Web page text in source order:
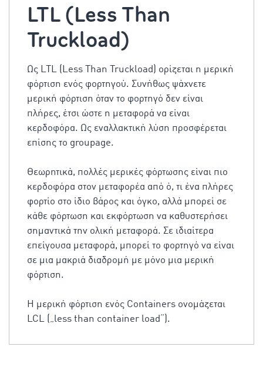
LTL (Less Than
Truckload)
Ως LTL (Less Than Truckload) ορίζεται η μερική
φόρτιση ενός φορτηγού. Συνήθως ψάχνετε
μερική φόρτιση όταν το φορτηγό δεν είναι
πλήρες, έτσι ώστε η μεταφορά να είναι
κερδοφόρα. Ως εναλλακτική λύση προσφέρεται
επίσης το groupage.
Θεωρητικά, πολλές μερικές φόρτωσης είναι πιο
κερδοφόρα στον μεταφορέα από ό, τι ένα πλήρες
φορτίο στο ίδιο βάρος και όγκο, αλλά μπορεί σε
κάθε φόρτωση και εκφόρτωση να καθυστερήσει
σημαντικά την ολική μεταφορά. Σε ιδιαίτερα
επείγουσα μεταφορά, μπορεί το φορτηγό να είναι
σε μια μακριά διαδρομή με μόνο μια μερική
φόρτιση.
Η μερική φόρτιση ενός Containers ονομάζεται
LCL („less than container load“).